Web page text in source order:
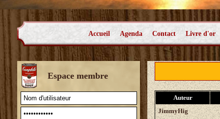
Accueil Agenda Contact Livre d'or
Espace membre
Auteur
JimmyHig